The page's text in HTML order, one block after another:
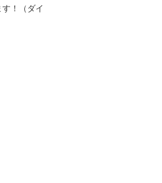
！（ダイ